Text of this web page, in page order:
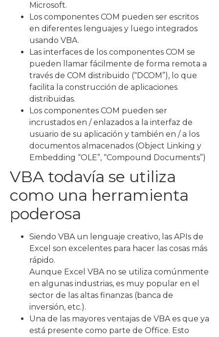
Microsoft.
Los componentes COM pueden ser escritos
en diferentes lenguajes y luego integrados
usando VBA.
Las interfaces de los componentes COM se
pueden llamar fácilmente de forma remota a
través de COM distribuido (“DCOM”), lo que
facilita la construcción de aplicaciones
distribuidas.
Los componentes COM pueden ser
incrustados en / enlazados a la interfaz de
usuario de su aplicación y también en / a los
documentos almacenados (Object Linking y
Embedding “OLE”, “Compound Documents”)
VBA todavía se utiliza
como una herramienta
poderosa
Siendo VBA un lenguaje creativo, las APIs de
Excel son excelentes para hacer las cosas más
rápido.
Aunque Excel VBA no se utiliza comúnmente
en algunas industrias, es muy popular en el
sector de las altas finanzas (banca de
inversión, etc.).
Una de las mayores ventajas de VBA es que ya
está presente como parte de Office. Esto